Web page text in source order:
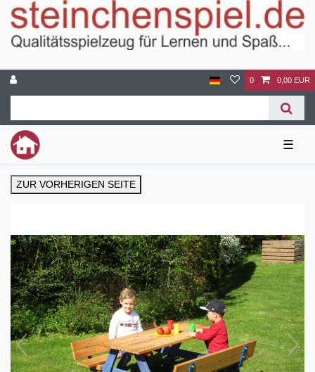
0 0,00 EUR
☰
ZUR VORHERIGEN SEITE